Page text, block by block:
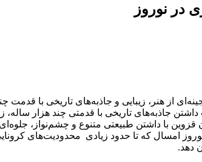
در نوروز
از هنر، زیبایی و جاذبه‌های تاریخی با
جاذبه‌های تاریخی با قدمتی چند هزار ساله،
قزوین با داشتن طبیعتی متنوع و چشم‌نواز،
امسال که تا حدود زیادی محدودیت‌های
دهد.